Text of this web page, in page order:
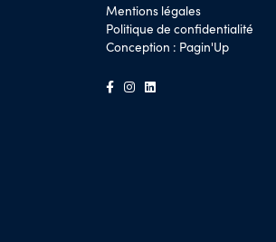
Mentions légales
Politique de confidentialité
Conception : Pagin'Up